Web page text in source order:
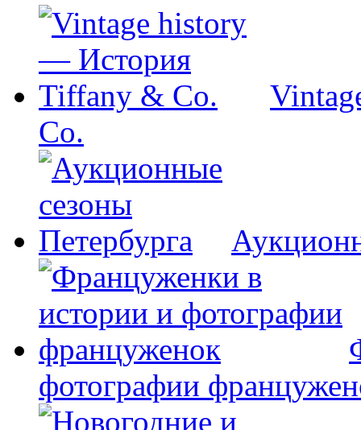
Co.
фотографии